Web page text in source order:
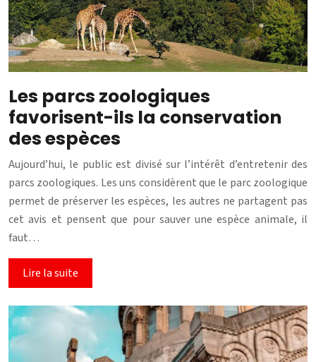
Les parcs zoologiques
favorisent-ils la conservation
des espèces
Aujourd’hui, le public est divisé sur l’intérêt d’entretenir des
parcs zoologiques. Les uns considèrent que le parc zoologique
permet de préserver les espèces, les autres ne partagent pas
cet avis et pensent que pour sauver une espèce animale, il
faut…
Lire la suite